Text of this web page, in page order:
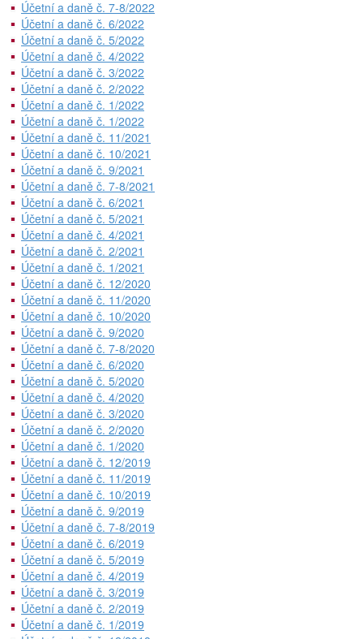
Účetní a daně č. 7-8/2022
Účetní a daně č. 6/2022
Účetní a daně č. 5/2022
Účetní a daně č. 4/2022
Účetní a daně č. 3/2022
Účetní a daně č. 2/2022
Účetní a daně č. 1/2022
Účetní a daně č. 1/2022
Účetní a daně č. 11/2021
Účetní a daně č. 10/2021
Účetní a daně č. 9/2021
Účetní a daně č. 7-8/2021
Účetní a daně č. 6/2021
Účetní a daně č. 5/2021
Účetní a daně č. 4/2021
Účetní a daně č. 2/2021
Účetní a daně č. 1/2021
Účetní a daně č. 12/2020
Účetní a daně č. 11/2020
Účetní a daně č. 10/2020
Účetní a daně č. 9/2020
Účetní a daně č. 7-8/2020
Účetní a daně č. 6/2020
Účetní a daně č. 5/2020
Účetní a daně č. 4/2020
Účetní a daně č. 3/2020
Účetní a daně č. 2/2020
Účetní a daně č. 1/2020
Účetní a daně č. 12/2019
Účetní a daně č. 11/2019
Účetní a daně č. 10/2019
Účetní a daně č. 9/2019
Účetní a daně č. 7-8/2019
Účetní a daně č. 6/2019
Účetní a daně č. 5/2019
Účetní a daně č. 4/2019
Účetní a daně č. 3/2019
Účetní a daně č. 2/2019
Účetní a daně č. 1/2019